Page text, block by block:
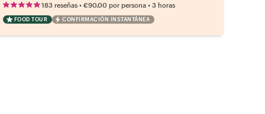
183 reseñas• €90.00 por persona• 3 horas
FOOD TOUR CONFIRMACIÓN INSTANTÁNEA